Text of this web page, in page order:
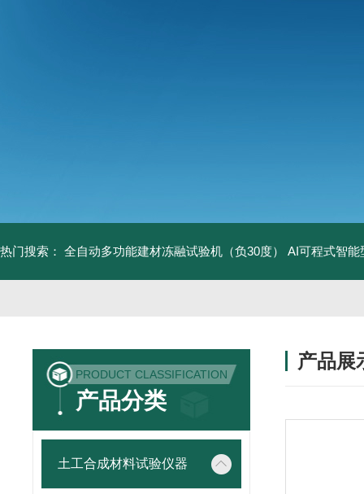
热门搜索： 全自动多功能建材冻融试验机（负30度） AI可程式智能
PRODUCT CLASSIFICATION
产品分类
土工合成材料试验仪器
产品展